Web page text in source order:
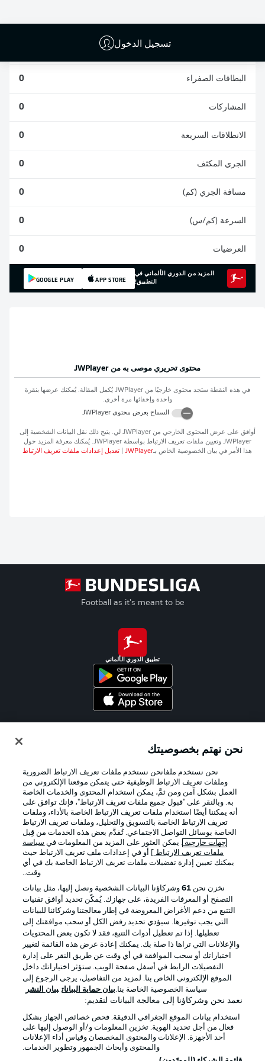
تسجيل الدخول
البطاقات الصفراء 0
المشاركات 0
الانطلاقات السريعة 0
الجري المكثف 0
مسافة الجري (كم) 0
السرعة (كم/س) 0
العرضيات 0
المزيد من الدوري الألماني في
التطبيق!
APP STORE
GOOGLE PLAY
محتوى تحريري موصى به من JWPlayer
في هذه النقطة ستجد محتوى خارجيًا منJWPlayer يُكمل المقالة. يُمكنك عرضها بنقرة
واحدة وإخفائها مرة أخرى.
السماح بعرض محتوىJWPlayer
أوافق على عرض المحتوى الخارجي منJWPlayer لي. يتيح ذلك نقل البيانات الشخصية إلى
JWPlayer وتعيين ملفات تعريف الارتباط بواسطةJWPlayer. يُمكنك معرفة المزيد حول
هذا الأمر في بيان الخصوصية الخاص بـJWPlayer تعديل إعدادات ملفات تعريف الارتباط
Football as it's meant to be
تطبيق الدوري الألماني
الإعلانات الإخطارات القانونية
شروط الاستخدام الوظائف
جهة النشر تواصل معنا
اللاعبون
نحن نهتم بخصوصيتك
نحن نستخدم ملفانحن نستخدم ملفات تعريف الارتباط الضرورية
وملفات تعريف الارتباط الوظيفية حتى يتمكن موقعنا الإلكتروني من
العمل بشكل آمن ومن ثمَّ، يمكن استخدام المحتوى والخدمات الخاصة
به. وبالنقر على "قبول جميع ملفات تعريف الارتباط"، فإنك توافق على
أنه يمكننا أيضًا استخدام ملفات تعريف الارتباط الخاصة بالأداء، وملفات
تعريف الارتباط الخاصة بالتسويق والتحليل، وملفات تعريف الارتباط
الخاصة بوسائل التواصل الاجتماعي. تُقدَّم بعض هذه الخدمات من قِبل
جهات خارجية . يمكن العثور على المزيد من المعلومات في سياسة
ملفات تعريف الارتباط
] أو في إعدادات ملف تعريف الارتباط حيث
يمكنك تعيين إدارة تفضيلات ملفات تعريف الارتباط الخاصة بك في أي
وقت..
نخزن نحن 61وشركاؤنا البيانات الشخصية ونصل إليها، مثل بيانات
التصفح أو المعرفات الفريدة، على جهازك. يُمكّن تحديد أوافق تقنيات
التتبع من دعم الأغراض المعروضة في إطار معالجتنا وشركائنا للبيانات
التي يجب توفيرها. سيؤدي تحديد رفض الكل أو سحب موافقتك إلى
تعطيلها. إذا تم تعطيل أدوات التتبع، فقد لا تكون بعض المحتويات
والإعلانات التي تراها ذا صلة بك. يمكنك إعادة عرض هذه القائمة لتغيير
اختياراتك أو سحب الموافقة في أي وقت عن طريق النقر على إدارة
التفضيلات الرابط في أسفل صفحة الويب. ستؤثر اختياراتك داخل
الموقع الإلكتروني الخاص بنا. لمزيد من التفاصيل، يرجى الرجوع إلى
سياسة الخصوصية الخاصة بنا.بيان حماية البيانات بيان النشر
نعمد نحن وشركاؤنا إلى معالجة البيانات لتقديم:
استخدام بيانات الموقع الجغرافي الدقيقة. فحص خصائص الجهاز بشكل
فعال من أجل تحديد الهوية. تخزين المعلومات و/أو الوصول إليها على
أحد الأجهزة. الإعلانات والمحتوى المخصصان وقياس أداء الإعلانات
والمحتوى وأبحاث الجمهور وتطوير الخدمات.